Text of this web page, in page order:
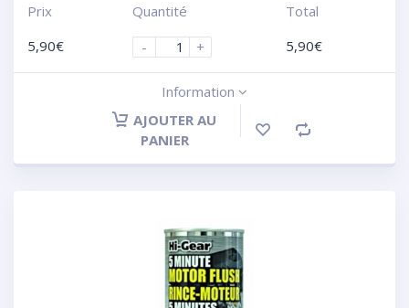
Prix
5,90€
Quantité
-
+
Total
5,90€
Information
AJOUTER AU
PANIER